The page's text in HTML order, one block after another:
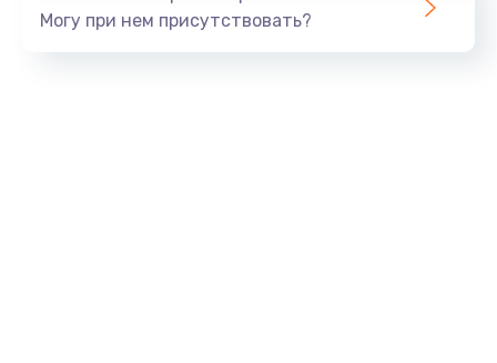
Могу при нем присутствовать?